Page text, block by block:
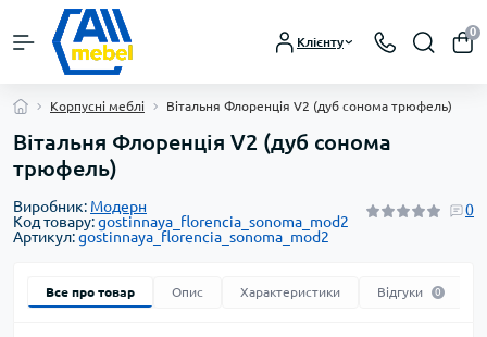
Клієнту
0
Корпусні меблі Вітальня Флоренція V2 (дуб сонома трюфель)
Вітальня Флоренція V2 (дуб сонома
трюфель)
Виробник: Модерн
Код товару:gostinnaya_florencia_sonoma_mod2
Артикул:gostinnaya_florencia_sonoma_mod2
0
Все про товар Опис Характеристики Відгуки 0